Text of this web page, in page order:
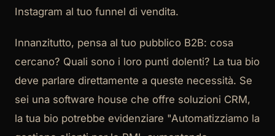
Instagram al tuo funnel di vendita.
Innanzitutto, pensa al tuo pubblico B2B: cosa
cercano? Quali sono i loro punti dolenti? La tua bio
deve parlare direttamente a queste necessità. Se
sei una software house che offre soluzioni CRM,
la tua bio potrebbe evidenziare "Automatizziamo la